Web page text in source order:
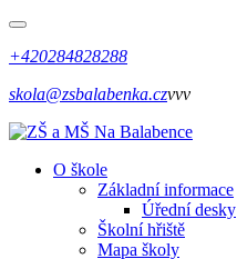
+420284828288
skola@zsbalabenka.czvvv
O škole
Základní informace
Úřední desky
Školní hřiště
Mapa školy